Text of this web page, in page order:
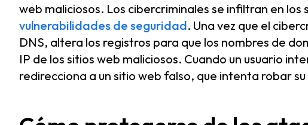
web maliciosos. Los cibercriminales se infiltran en
vulnerabilidades de seguridad. Una vez que el
DNS, altera los registros para que los nombres de
IP de los sitios web maliciosos. Cuando un usuario
redirecciona a un sitio web falso, que intenta robar